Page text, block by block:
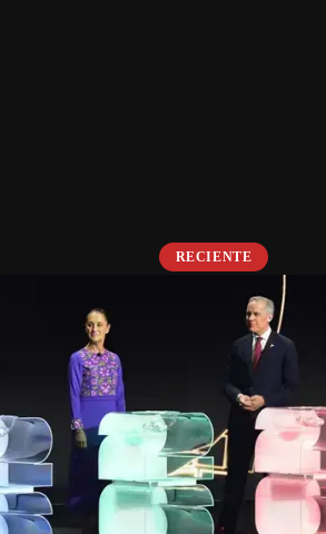
RECIENTE
destaca
Copa del